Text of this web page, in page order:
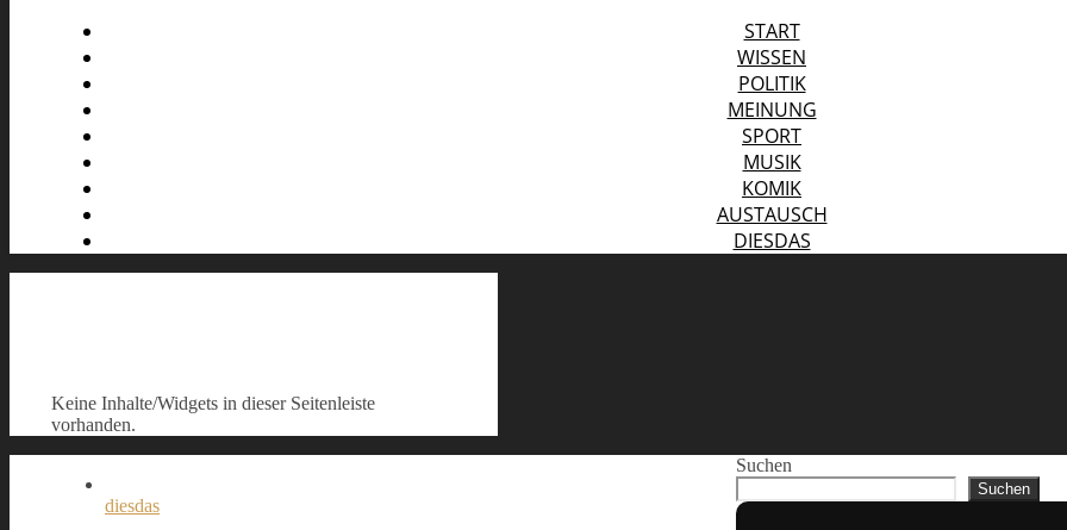
START
WISSEN
POLITIK
MEINUNG
SPORT
MUSIK
KOMIK
AUSTAUSCH
DIESDAS
Keine Inhalte/Widgets in dieser Seitenleiste
vorhanden.
diesdas
Suchen
Suchen